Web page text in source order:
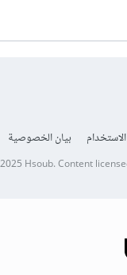
بيان الخصوصية
Hsoub.Content